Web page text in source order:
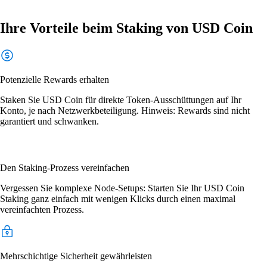
Ihre Vorteile beim Staking von USD Coin
Potenzielle Rewards erhalten
Staken Sie USD Coin für direkte Token-Ausschüttungen auf Ihr
Konto, je nach Netzwerkbeteiligung. Hinweis: Rewards sind nicht
garantiert und schwanken.
Den Staking-Prozess vereinfachen
Vergessen Sie komplexe Node-Setups: Starten Sie Ihr USD Coin
Staking ganz einfach mit wenigen Klicks durch einen maximal
vereinfachten Prozess.
Mehrschichtige Sicherheit gewährleisten